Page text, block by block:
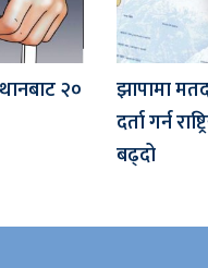
२०
झापामा
दर्ता गर्न
बढ्दो